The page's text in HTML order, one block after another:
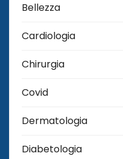
Bellezza
Cardiologia
Chirurgia
Covid
Dermatologia
Diabetologia